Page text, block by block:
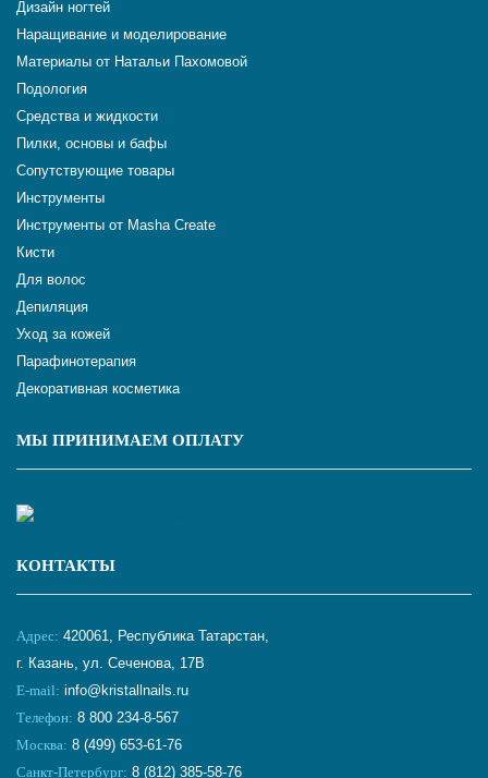
Дизайн ногтей
Наращивание и моделирование
Материалы от Натальи Пахомовой
Подология
Средства и жидкости
Пилки, основы и бафы
Сопутствующие товары
Инструменты
Инструменты от Masha Create
Кисти
Для волос
Депиляция
Уход за кожей
Парафинотерапия
Декоративная косметика
МЫ ПРИНИМАЕМ ОПЛАТУ
КОНТАКТЫ
Адрес: 420061, Республика Татарстан,
г. Казань, ул. Сеченова, 17В
E-mail: info@kristallnails.ru
Телефон: 8 800 234-8-567
Москва: 8 (499) 653-61-76
Санкт-Петербург: 8 (812) 385-58-76